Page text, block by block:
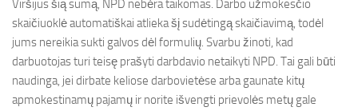
Viršijus šią sumą, NPD nebėra taikomas. Darbo užmokesčio
skaičiuoklė automatiškai atlieka šį sudėtingą skaičiavimą, todėl
jums nereikia sukti galvos dėl formulių. Svarbu žinoti, kad
darbuotojas turi teisę prašyti darbdavio netaikyti NPD. Tai gali būti
naudinga, jei dirbate keliose darbovietėse arba gaunate kitų
apmokestinamų pajamų ir norite išvengti prievolės metų gale